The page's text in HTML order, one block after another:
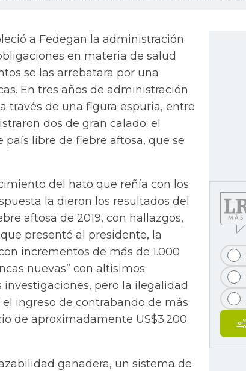
a Fedegan la administración
en materia de salud
se las arrebatara por una
En tres años de administración
través de una figura espuria, entre
dos de gran calado: el
libre de fiebre aftosa, que se
del hato que reñía con los
la dieron los resultados del
aftosa de 2019, con hallazgos,
presenté al presidente, la
incrementos de más de 1.000
nuevas” con altísimos
investigaciones, pero la ilegalidad
ingreso de contrabando de más
de aproximadamente US$3.200
ganadera, un sistema de